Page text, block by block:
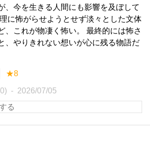
、今を生きる人間にも影響を及ぼして
に怖がらせようとせず淡々とした文体
、これが物凄く怖い。 最終的には怖さ
、やりきれない想いが心に残る物語だ
★8
2026/07/05